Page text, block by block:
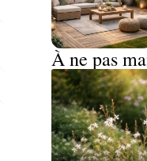
À ne pas